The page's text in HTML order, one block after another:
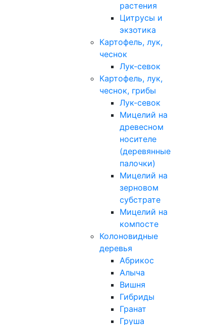
растения
Цитрусы и
экзотика
Картофель, лук,
чеснок
Лук-севок
Картофель, лук,
чеснок, грибы
Лук-севок
Мицелий на
древесном
носителе
(деревянные
палочки)
Мицелий на
зерновом
субстрате
Мицелий на
компосте
Колоновидные
деревья
Абрикос
Алыча
Вишня
Гибриды
Гранат
Груша